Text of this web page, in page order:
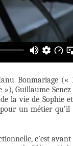
Bonmariage («
Guillaume
la vie de Sophie
un métier
c’est